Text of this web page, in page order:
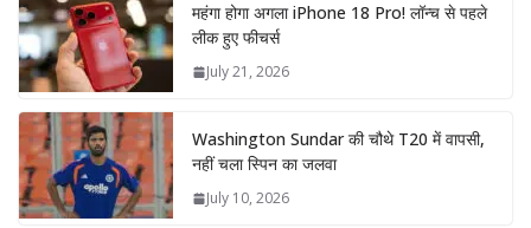
महंगा होगा अगला iPhone 18 Pro! लॉन्च से पहले
लीक हुए फीचर्स
July 21, 2026
Washington Sundar की चौथे T20 में वापसी,
नहीं चला स्पिन का जलवा
July 10, 2026